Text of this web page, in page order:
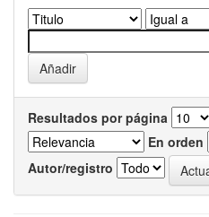
Resultados por página
En orden
Autor/registro